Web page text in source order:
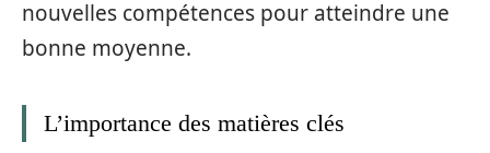
nouvelles compétences pour atteindre une
bonne moyenne.
L’importance des matières clés